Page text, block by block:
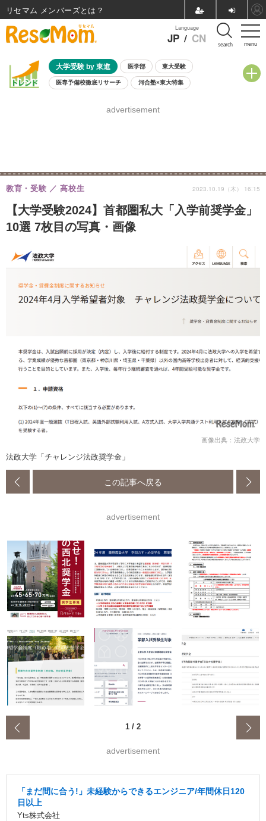
menu
Language
JP / CN search
大学受験 by 東進 医学部 東大受験
医専予備校徹底リサーチ 河合塾×東大特集
8月開催学校説明会・相談会
advertisement
【大学受験2024】首都圏私大「入学前奨学金」
10選 7枚目の写真・画像
教育・受験 高校生 2023.10.19（木） 16:15
画像出典：法政大学
法政大学「チャレンジ法政奨学金」
この記事へ戻る
advertisement
1 / 2
advertisement
「まだ間に合う!」未経験からできるエンジニア/年間休日120
日以上
Yts株式会社
リセマム メンバーズ